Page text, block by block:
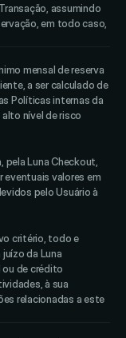
assumindo
em todo caso,
mensal de reserva
a ser calculado de
Políticas internas da
nível de risco
pela Luna Checkout,
eventuais valores em
pelo Usuário à
critério, todo e
da Luna
ou de crédito
à sua
relacionadas a este